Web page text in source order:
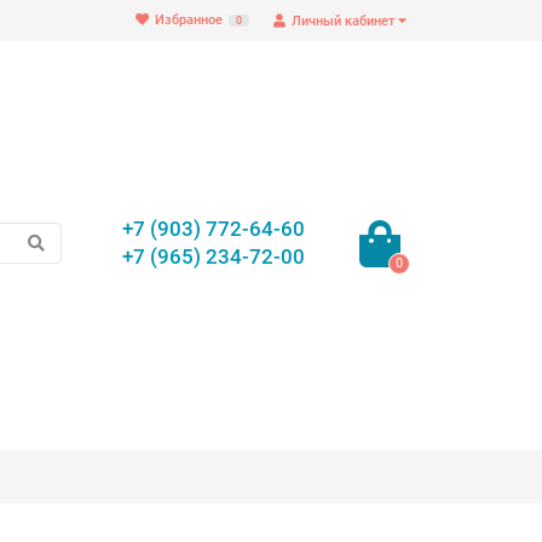
Личный кабинет
Избранное 0
+7 (903) 772-64-60
+7 (965) 234-72-00
0